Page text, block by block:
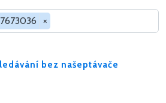
×
bez našeptávače